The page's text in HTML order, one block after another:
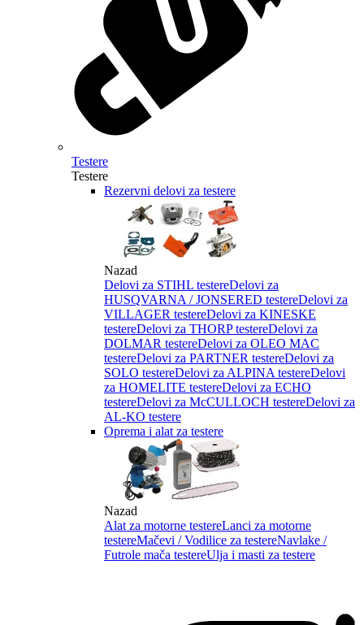
Testere
Testere
Rezervni delovi za testere
Nazad
Delovi za STIHL testereDelovi za
HUSQVARNA / JONSERED testereDelovi za
VILLAGER testereDelovi za KINESKE
testereDelovi za THORP testereDelovi za
DOLMAR testereDelovi za OLEO MAC
testereDelovi za PARTNER testereDelovi za
SOLO testereDelovi za ALPINA testereDelovi
za HOMELITE testereDelovi za ECHO
testereDelovi za McCULLOCH testereDelovi za
AL-KO testere
Oprema i alat za testere
Nazad
Alat za motorne testereLanci za motorne
testereMačevi / Vodilice za testereNavlake /
Futrole mača testereUlja i masti za testere